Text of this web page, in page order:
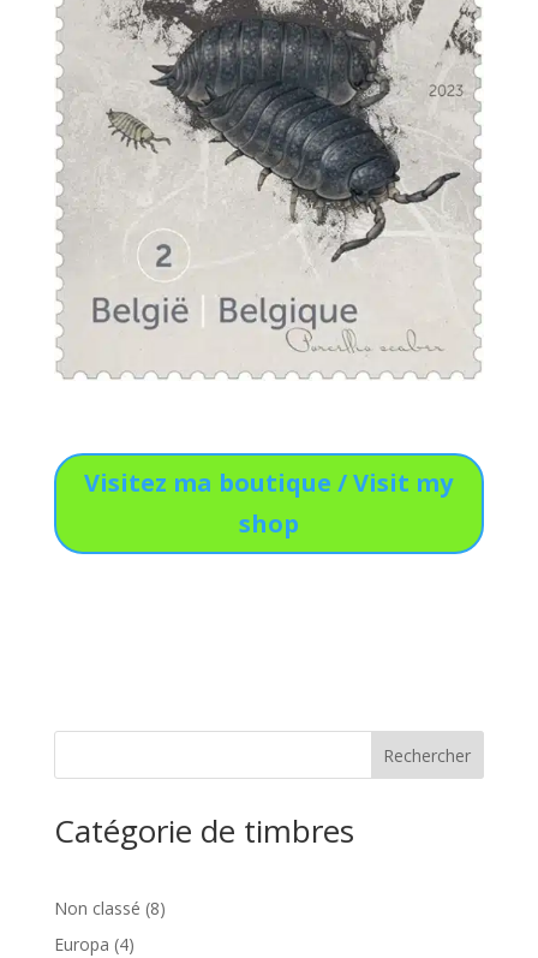
Visitez ma boutique / Visit my
shop
Catégorie de timbres
Non classé 88
Europa 44